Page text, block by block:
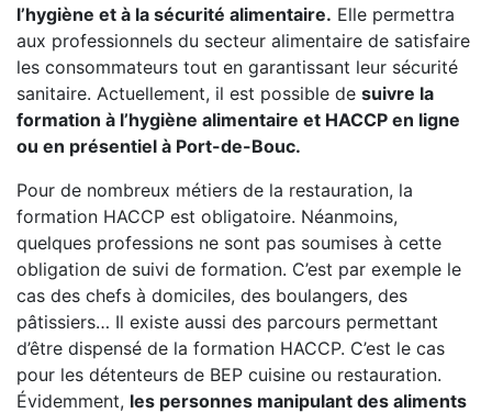
l’hygiène et à la sécurité alimentaire. Elle permettra
aux professionnels du secteur alimentaire de satisfaire
les consommateurs tout en garantissant leur sécurité
sanitaire. Actuellement, il est possible de suivre la
formation à l’hygiène alimentaire et HACCP en ligne
ou en présentiel à Port-de-Bouc.
Pour de nombreux métiers de la restauration, la
formation HACCP est obligatoire. Néanmoins,
quelques professions ne sont pas soumises à cette
obligation de suivi de formation. C’est par exemple le
cas des chefs à domiciles, des boulangers, des
pâtissiers… Il existe aussi des parcours permettant
d’être dispensé de la formation HACCP. C’est le cas
pour les détenteurs de BEP cuisine ou restauration.
Évidemment, les personnes manipulant des aliments